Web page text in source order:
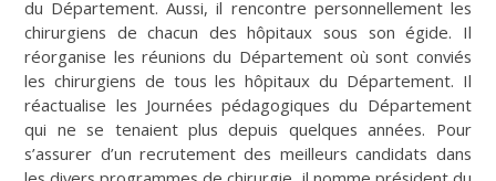
du Département. Aussi, il rencontre personnellement les
chirurgiens de chacun des hôpitaux sous son égide. Il
réorganise les réunions du Département où sont conviés
les chirurgiens de tous les hôpitaux du Département. Il
réactualise les Journées pédagogiques du Département
qui ne se tenaient plus depuis quelques années. Pour
s’assurer d’un recrutement des meilleurs candidats dans